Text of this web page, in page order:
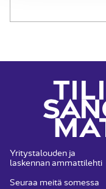
Yritystalouden ja
laskennan ammattilehti
Seuraa meitä somessa